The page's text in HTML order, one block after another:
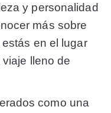
y personalidad
más sobre
en el lugar
lleno de
como una